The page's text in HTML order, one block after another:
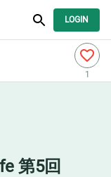
LOGIN
1
第5回